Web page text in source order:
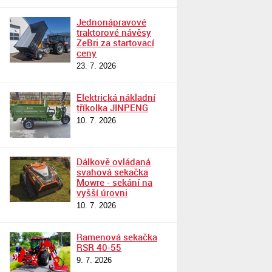
Jednonápravové
traktorové návěsy
ZeBri za startovací
ceny
23. 7. 2026
Elektrická nákladní
tříkolka JINPENG
10. 7. 2026
Dálkově ovládaná
svahová sekačka
Mowre - sekání na
vyšší úrovni
10. 7. 2026
Ramenová sekačka
RSR 40-55
9. 7. 2026